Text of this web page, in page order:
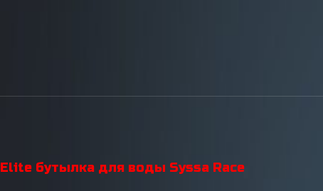
Elite бутылка для воды Syssa Race